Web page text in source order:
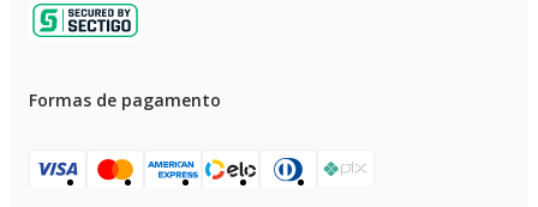
Formas de pagamento